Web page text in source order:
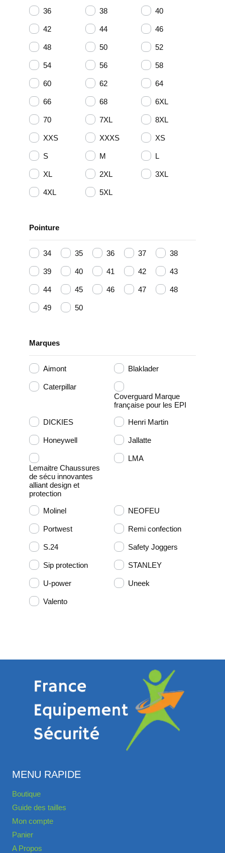
36 38 40
42 44 46
48 50 52
54 56 58
60 62 64
66 68 6XL
70 7XL 8XL
XXS XXXS XS
S M L
XL 2XL 3XL
4XL 5XL
Pointure
34 35 36 37 38
39 40 41 42 43
44 45 46 47 48
49 50
Marques
Aimont Blaklader
Caterpillar
Coverguard Marque
française pour les EPI
DICKIES
Henri Martin
Honeywell Jallatte
Lemaitre Chaussures
de sécu innovantes
alliant design et
protection
LMA
Molinel NEOFEU
Portwest Remi confection
S.24 Safety Joggers
Sip protection STANLEY
U-power Uneek
Valento
MENU RAPIDE
Boutique
Guide des tailles
Mon compte
Panier
A Propos